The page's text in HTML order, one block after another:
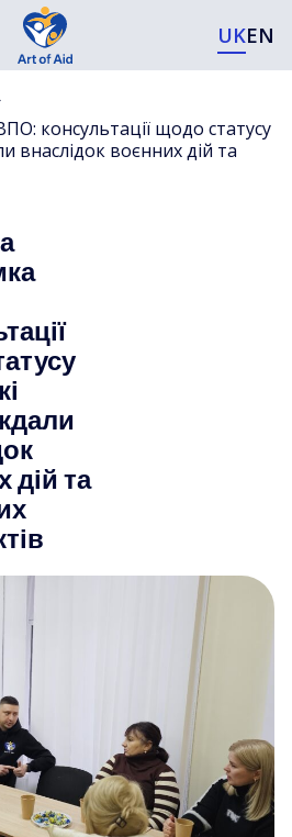
UKEN
консультації щодо статусу
внаслідок воєнних дій та
дій та